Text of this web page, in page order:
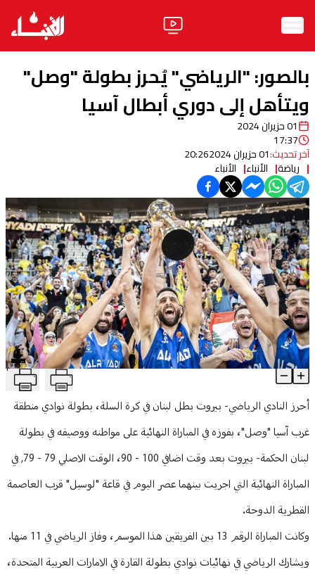
الأخبار
ثقافة ومجتمع
منوعات
آراء
فيديو
مواقف
وليد جنبلاطالحزب
ابحث
بالصور: "الرياضي" يُحرز بطولة "وصل"
ويتأهل إلى دوري أبطال آسيا
01 حزيران 2024
17:37
آخر تحديث:01 حزيران 2024 20:26
رياضة الأنباء الأنباء
بالصور: "الرياضي" يُحرز بطولة "وصل" ويتأهل إلى دوري أبطال آسيا T
Article Content
أحرز النادي الرياضي- بيروت بطل لبنان في كرة السلة، بطولة نوادي منطقة
غرب آسيا "وصل"، بفوزه في المباراة النهائية على مواطنه ووصيفه في بطولة
لبنان الحكمة- بيروت بعد وقت اضافي 100 - 90، الوقت الاصلي 79 - 79, في
المباراة النهائية التي اجريت بينهما عصر اليوم في قاعة "لوسيل" قرب العاصمة
القطرية الدوحة.
وكانت المباراة الرقم 13 بين الفريقين هذا الموسم، وفاز الرياضي في 11 منها.
ويشارك الرياضي في نهائيات نوادي بطولة القارة في الامارات العربية المتحدة،